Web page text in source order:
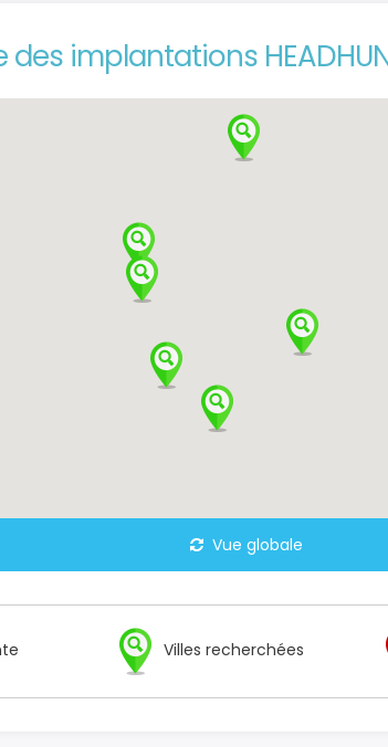
des implantations
Vue globale
Villes recherchées